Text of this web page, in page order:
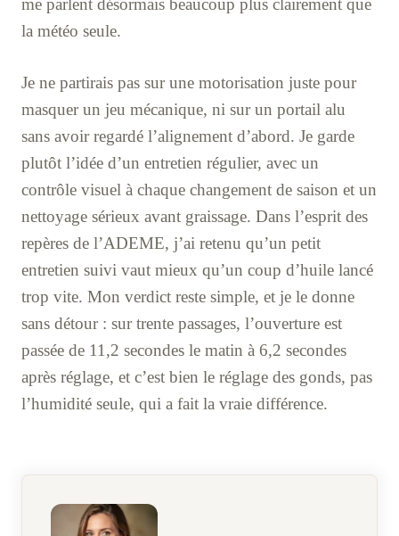
la météo seule.
Je ne partirais pas sur une motorisation juste pour
masquer un jeu mécanique, ni sur un portail alu
sans avoir regardé l’alignement d’abord. Je garde
plutôt l’idée d’un entretien régulier, avec un
contrôle visuel à chaque changement de saison et un
nettoyage sérieux avant graissage. Dans l’esprit des
repères de l’ADEME, j’ai retenu qu’un petit
entretien suivi vaut mieux qu’un coup d’huile lancé
trop vite. Mon verdict reste simple, et je le donne
sans détour : sur trente passages, l’ouverture est
passée de 11,2 secondes le matin à 6,2 secondes
après réglage, et c’est bien le réglage des gonds, pas
l’humidité seule, qui a fait la vraie différence.